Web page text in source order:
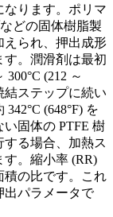
ります。ポリマ
どの固体樹脂製
えられ、押出成形
す。潤滑剤は最初
(212 ～
結ステップに続い
(648°F) を
固体の PTFE 樹
る場合、加熱ス
。縮小率 (RR)
積の比です。これ
出パラメータで